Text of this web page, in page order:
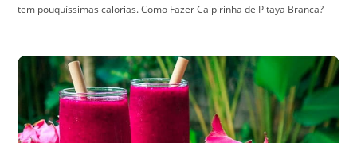
tem pouquíssimas calorias. Como Fazer Caipirinha de Pitaya Branca?